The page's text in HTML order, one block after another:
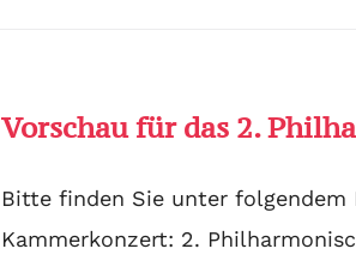
Vorschau für das 2.
Bitte finden Sie unter folgendem
Kammerkonzert: 2.